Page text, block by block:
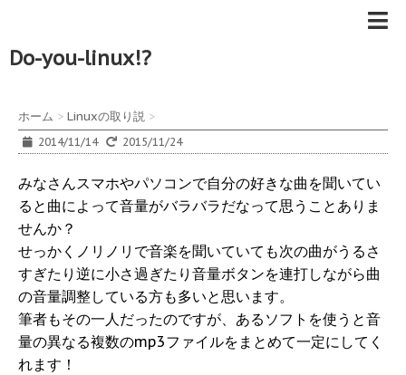
Do-you-linux!?
ホーム > Linuxの取り説 >
2014/11/14 2015/11/24
みなさんスマホやパソコンで自分の好きな曲を聞いてい
ると曲によって音量がバラバラだなって思うことありま
せんか？
せっかくノリノリで音楽を聞いていても次の曲がうるさ
すぎたり逆に小さ過ぎたり音量ボタンを連打しながら曲
の音量調整している方も多いと思います。
筆者もその一人だったのですが、あるソフトを使うと音
量の異なる複数のmp3ファイルをまとめて一定にしてく
れます！